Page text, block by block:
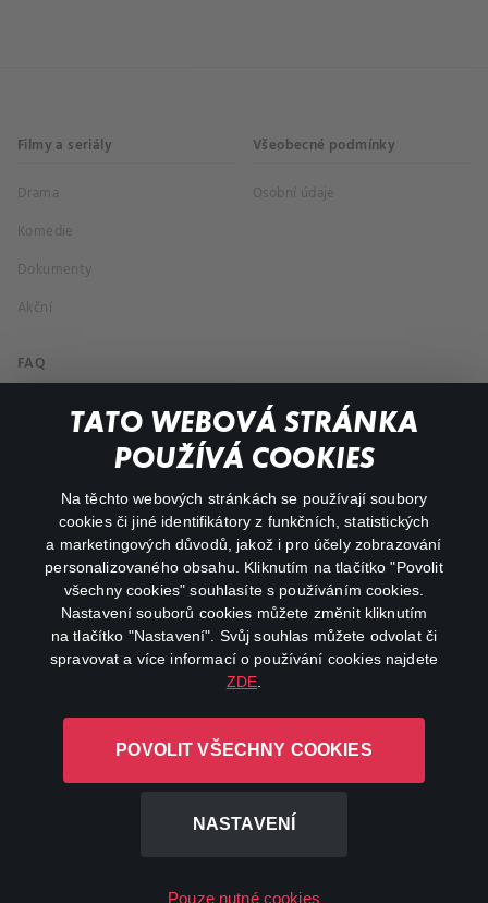
TATO WEBOVÁ STRÁNKA
POUŽÍVÁ COOKIES
Na těchto webových stránkách se používají soubory
cookies či jiné identifikátory z funkčních, statistických
a marketingových důvodů, jakož i pro účely zobrazování
personalizovaného obsahu. Kliknutím na tlačítko "Povolit
všechny cookies" souhlasíte s používáním cookies.
Nastavení souborů cookies můžete změnit kliknutím
na tlačítko "Nastavení". Svůj souhlas můžete odvolat či
spravovat a více informací o používání cookies najdete
ZDE
POVOLIT VŠECHNY COOKIES
NASTAVENÍ
Pouze nutné cookies
Filmy a seriály
Drama
Komedie
Dokumenty
Akční
Všeobecné podmínky
Osobní údaje
FAQ
Můj účet
Důležité odkazy
facebookinstagram
youtube
L-1246 Luxembourg R.C.S.